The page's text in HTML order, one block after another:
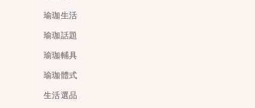
瑜珈生活
瑜珈話題
瑜珈輔具
瑜珈體式
生活選品